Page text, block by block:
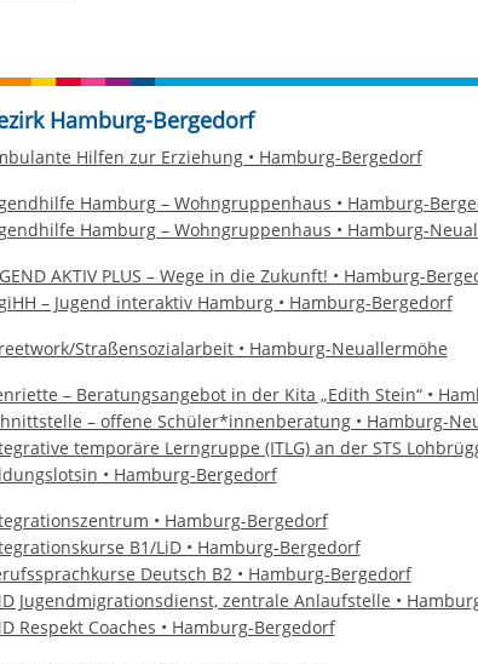
Hamburg-Bergedorf
Hilfen zur Erziehung • Hamburg-Bergedorf
Hamburg – Wohngruppenhaus • Hamburg-
Hamburg – Wohngruppenhaus • Hamburg-
AKTIV PLUS – Wege in die Zukunft! • Hamburg-
– Jugend interaktiv Hamburg • Hamburg-Bergedorf
Straßensozialarbeit • Hamburg-Neuallermöhe
– Beratungsangebot in der Kita „Edith Stein“ •
– offene Schüler*innenberatung • Hamburg-
temporäre Lerngruppe (ITLG) an der STS
• Hamburg-Bergedorf
• Hamburg-Bergedorf
B1/LiD • Hamburg-Bergedorf
Deutsch B2 • Hamburg-Bergedorf
Jugendmigrationsdienst, zentrale Anlaufstelle •
Respekt Coaches • Hamburg-Bergedorf